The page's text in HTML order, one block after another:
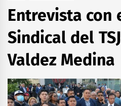
Entrevista con
Sindical del
Valdez Medina